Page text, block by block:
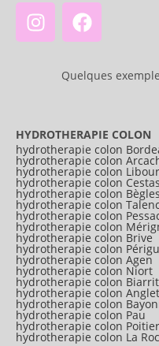
Quelques
HYDROTHERAPIE COLON
hydrotherapie colon
hydrotherapie colon
hydrotherapie colon
hydrotherapie colon Cestas
hydrotherapie colon Bègles
hydrotherapie colon
hydrotherapie colon
hydrotherapie colon
hydrotherapie colon Brive
hydrotherapie colon
hydrotherapie colon Agen
hydrotherapie colon Niort
hydrotherapie colon
hydrotherapie colon Anglet
hydrotherapie colon
hydrotherapie colon Pau
hydrotherapie colon
hydrotherapie colon La